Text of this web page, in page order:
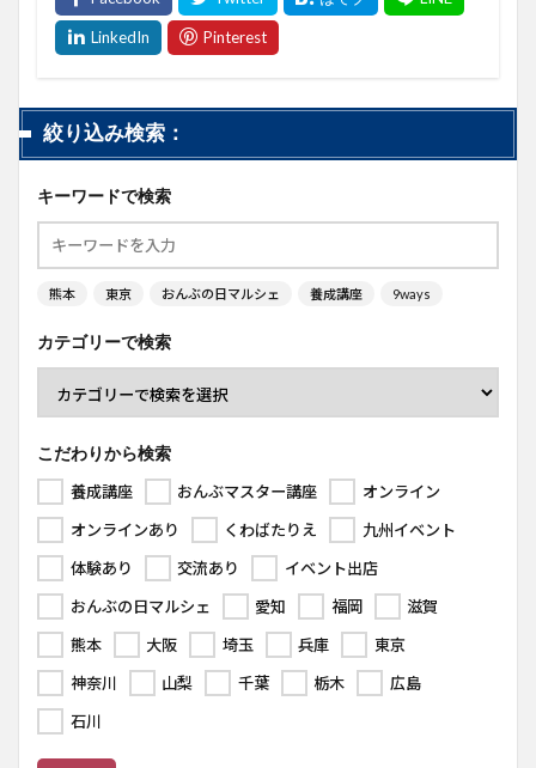
絞り込み検索：
キーワードで検索
熊本 東京 おんぶの日マルシェ 養成講座 9ways
カテゴリーで検索
こだわりから検索
養成講座
おんぶマスター講座
オンライン
オンラインあり
くわばたりえ
九州イベント
体験あり
交流あり
イベント出店
おんぶの日マルシェ
愛知 福岡
滋賀
熊本
大阪 埼玉 兵庫
東京
神奈川
山梨 千葉 栃木
広島
石川